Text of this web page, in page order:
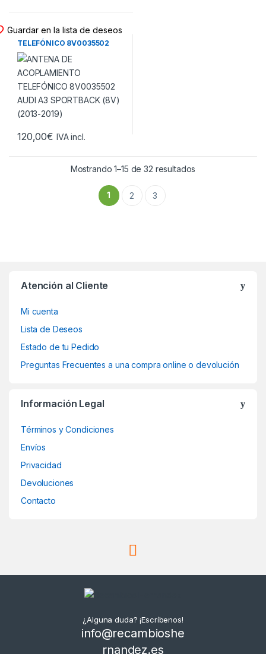
Guardar en la lista de deseos
ANTENA DE ACOPLAMIENTO
TELEFÓNICO 8V0035502
AUDI A3 SPORTBACK (8V)
(2013-2019)
120,00€ IVA incl.
Mostrando 1–15 de 32 resultados
1 2 3
Atención al Cliente
Mi cuenta
Lista de Deseos
Estado de tu Pedido
Preguntas Frecuentes a una compra online o devolución
Información Legal
Términos y Condiciones
Envíos
Privacidad
Devoluciones
Contacto
¿Alguna duda? ¡Escríbenos!
info@recambioshe
rnandez.es